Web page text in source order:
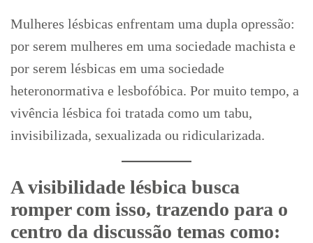
Mulheres lésbicas enfrentam uma dupla opressão:
por serem mulheres em uma sociedade machista e
por serem lésbicas em uma sociedade
heteronormativa e lesbofóbica. Por muito tempo, a
vivência lésbica foi tratada como um tabu,
invisibilizada, sexualizada ou ridicularizada.
A visibilidade lésbica busca
romper com isso, trazendo para o
centro da discussão temas como: